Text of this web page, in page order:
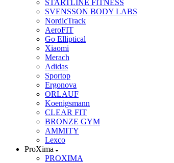
STARTLINE FITNESS
SVENSSON BODY LABS
NordicTrack
AeroFIT
Go Elliptical
Xiaomi
Merach
Adidas
Sportop
Ergonova
ORLAUF
Koenigsmann
CLEAR FIT
BRONZE GYM
AMMITY
Lexco
ProXima
PROXIMA